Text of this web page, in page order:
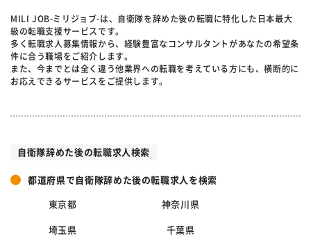
MILI JOB-ミリジョブ-は、自衛隊を辞めた後の転職に特化した日本最大
級の転職支援サービスです。
多く転職求人募集情報から、経験豊富なコンサルタントがあなたの希望条
件に合う職場をご紹介します。
また、今までとは全く違う他業界への転職を考えている方にも、横断的に
お応えできるサービスをご提供します。
自衛隊辞めた後の転職求人検索
都道府県で自衛隊辞めた後の転職求人を検索
東京都 神奈川県
埼玉県 千葉県